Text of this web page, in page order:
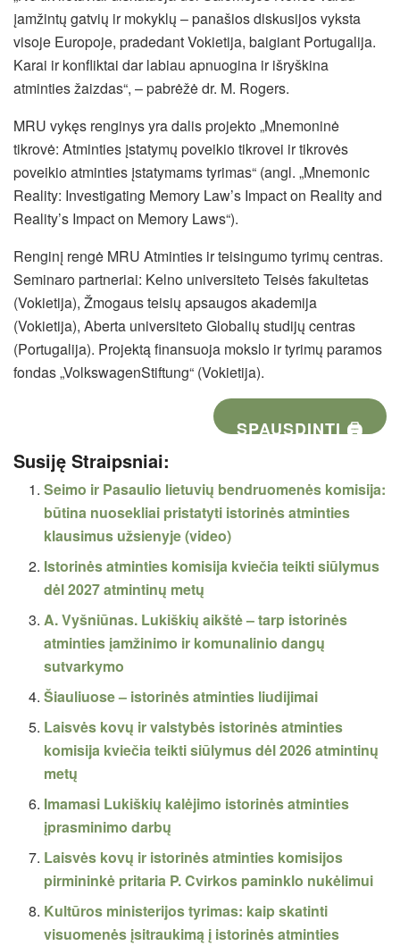
įamžintų gatvių ir mokyklų – panašios diskusijos vyksta
visoje Europoje, pradedant Vokietija, baigiant Portugalija.
Karai ir konfliktai dar labiau apnuogina ir išryškina
atminties žaizdas“, – pabrėžė dr. M. Rogers.
MRU vykęs renginys yra dalis projekto „Mnemoninė
tikrovė: Atminties įstatymų poveikio tikrovei ir tikrovės
poveikio atminties įstatymams tyrimas“ (angl. „Mnemonic
Reality: Investigating Memory Law’s Impact on Reality and
Reality’s Impact on Memory Laws“).
Renginį rengė MRU Atminties ir teisingumo tyrimų centras.
Seminaro partneriai: Kelno universiteto Teisės fakultetas
(Vokietija), Žmogaus teisių apsaugos akademija
(Vokietija), Aberta universiteto Globalių studijų centras
(Portugalija). Projektą finansuoja mokslo ir tyrimų paramos
fondas „VolkswagenStiftung“ (Vokietija).
SPAUSDINTI 🖨
Susiję Straipsniai:
Seimo ir Pasaulio lietuvių bendruomenės komisija:
būtina nuosekliai pristatyti istorinės atminties
klausimus užsienyje (video)
Istorinės atminties komisija kviečia teikti siūlymus
dėl 2027 atmintinų metų
A. Vyšniūnas. Lukiškių aikštė – tarp istorinės
atminties įamžinimo ir komunalinio dangų
sutvarkymo
Šiauliuose – istorinės atminties liudijimai
Laisvės kovų ir valstybės istorinės atminties
komisija kviečia teikti siūlymus dėl 2026 atmintinų
metų
Imamasi Lukiškių kalėjimo istorinės atminties
įprasminimo darbų
Laisvės kovų ir istorinės atminties komisijos
pirmininkė pritaria P. Cvirkos paminklo nukėlimui
Kultūros ministerijos tyrimas: kaip skatinti
visuomenės įsitraukimą į istorinės atminties